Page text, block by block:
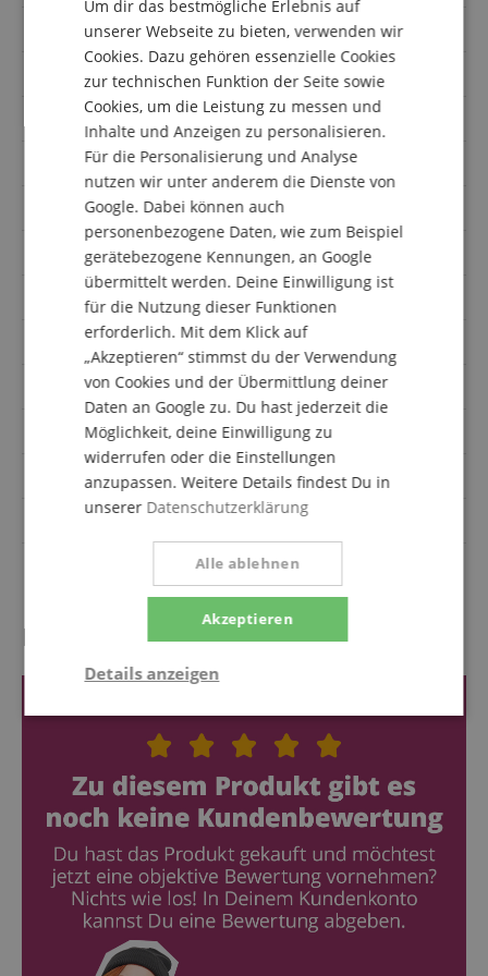
Bauform Small Jumbo
Boden & Zarge Myrtlewood
Griffbrett Ebenholz
Cutaway Ja
Natur
Decke massiv Ja
Mahagoni
Elektronik Ja
Orientierung Rechtshändig
inkl Tasche / Koffer Koffer
Fichte
Boden & Zarge massiv Ja
45 mm
Kundenbewertungen
FRENCH
ITALIAN
SPANISH
Um dir das bestmögliche Erlebnis auf
unserer Webseite zu bieten, verwenden wir
Cookies. Dazu gehören essenzielle Cookies
zur technischen Funktion der Seite sowie
Cookies, um die Leistung zu messen und
Inhalte und Anzeigen zu personalisieren.
Für die Personalisierung und Analyse
nutzen wir unter anderem die Dienste von
Google. Dabei können auch
personenbezogene Daten, wie zum Beispiel
gerätebezogene Kennungen, an Google
übermittelt werden. Deine Einwilligung ist
für die Nutzung dieser Funktionen
erforderlich. Mit dem Klick auf
„Akzeptieren“ stimmst du der Verwendung
von Cookies und der Übermittlung deiner
Daten an Google zu. Du hast jederzeit die
Möglichkeit, deine Einwilligung zu
widerrufen oder die Einstellungen
anzupassen. Weitere Details findest Du in
unserer Datenschutzerklärung
Akzeptieren
Alle ablehnen
Details anzeigen
Notwendig Statistik Marketing
Funktional
Notwendig